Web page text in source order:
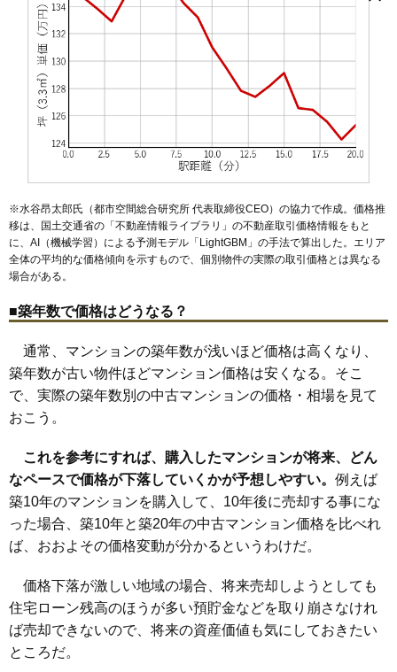
※水谷昂太郎氏（都市空間総合研究所 代表取締役CEO）の協力で作成。価格推
移は、国土交通省の「不動産情報ライブラリ 」の不動産取引価格情報をもと
に、AI（機械学習）による予測モデル「LightGBM」の手法で算出した。エリア
全体の平均的な価格傾向を示すもので、個別物件の実際の取引価格とは異なる
場合がある。
■築年数で価格はどうなる？
通常、マンションの築年数が浅いほど価格は高くなり、
築年数が古い物件ほどマンション価格は安くなる。そこ
で、実際の築年数別の中古マンションの価格・相場を見て
おこう。
これを参考にすれば、購入したマンションが将来、どん
なペースで価格が下落していくかが予想しやすい。 例えば
築10年のマンションを購入して、10年後に売却する事にな
った場合、築10年と築20年の中古マンション価格を比べれ
ば、おおよその価格変動が分かるというわけだ。
価格下落が激しい地域の場合、将来売却しようとしても
住宅ローン残高のほうが多い預貯金などを取り崩さなけれ
ば売却できないので、将来の資産価値も気にしておきたい
ところだ。
岩瀬植木大船大町岡本御成町梶原鎌倉山腰越小袋谷材木座
坂ノ下
笹目町佐助 関谷
長谷笛田山崎山ノ内由比ガ浜雪ノ下
大船駅北鎌倉駅鎌倉駅鎌倉高校前駅七里ケ浜駅長谷駅
由比ケ浜駅
和田塚駅 富士見町駅
西鎌倉駅